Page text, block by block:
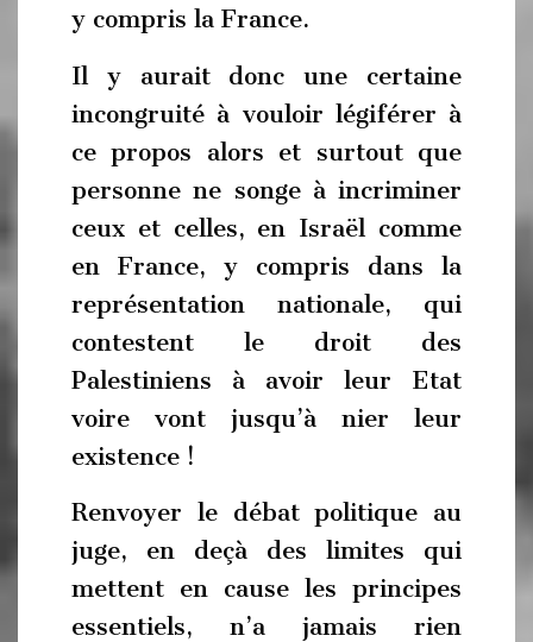
y compris la France.
Il y aurait donc une certaine
incongruité à vouloir légiférer à
ce propos alors et surtout que
personne ne songe à incriminer
ceux et celles, en Israël comme
en France, y compris dans la
représentation nationale, qui
contestent le droit des
Palestiniens à avoir leur Etat
voire vont jusqu’à nier leur
existence !
Renvoyer le débat politique au
juge, en deçà des limites qui
mettent en cause les principes
essentiels, n’a jamais rien